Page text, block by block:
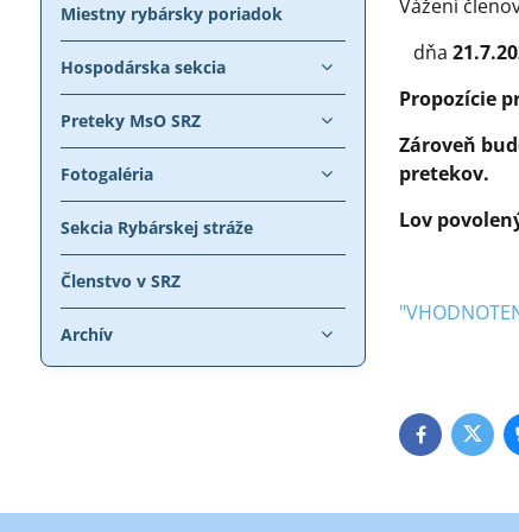
Vážení
dňa
Propozície
Zároveň
pretekov.
Lov
Facebook
Miestny rybársky poriadok
Hospodárska sekcia
Preteky MsO SRZ
Fotogaléria
Sekcia Rybárskej stráže
Členstvo v SRZ
Archív